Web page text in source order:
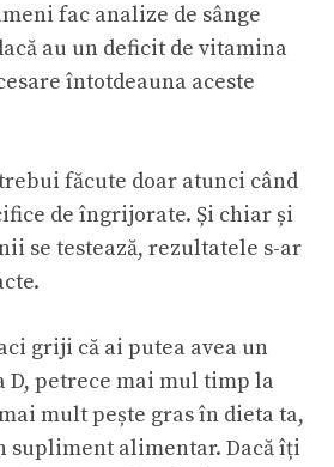
fac analize de sânge
au un deficit de vitamina
întotdeauna aceste
făcute doar atunci când
de îngrijorate. Și chiar și
se testează, rezultatele s-ar
griji că ai putea avea un
D, petrece mai mul timp la
mult pește gras în dieta ta,
supliment alimentar. Dacă îți